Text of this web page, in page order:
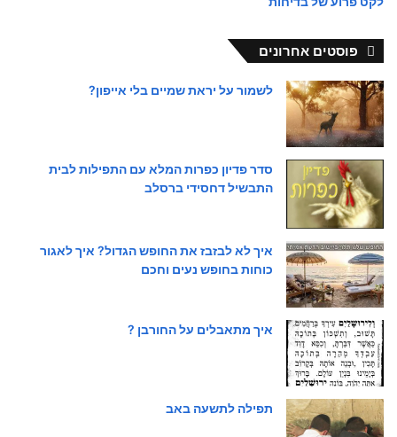
פוסטים אחרונים
לשמור על יראת שמיים בלי אייפון?
סדר פדיון כפרות המלא עם התפילות לבית
התבשיל דחסידי ברסלב
איך לא לבזבז את החופש הגדול? איך לאגור
כוחות בחופש נעים וחכם
איך מתאבלים על החורבן ?
תפילה לתשעה באב